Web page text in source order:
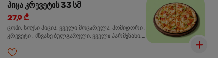
პიცა კრევეტის 33 სმ
27,9 ₾
ცომი, სოუსი პიცის, ყველი მოცარელა, პომიდორი ,
კრევეტი , მწვანე ბულგარული, ყველი პარმეზანი,